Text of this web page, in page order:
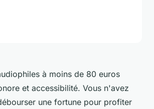
à moins de 80 euros
et accessibilité. Vous n'avez
une fortune pour profiter